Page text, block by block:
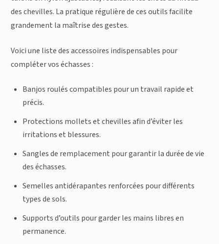
des chevilles. La pratique régulière de ces outils facilite
grandement la maîtrise des gestes.
Voici une liste des accessoires indispensables pour
compléter vos échasses :
Banjos roulés compatibles pour un travail rapide et
précis.
Protections mollets et chevilles afin d’éviter les
irritations et blessures.
Sangles de remplacement pour garantir la durée de vie
des échasses.
Semelles antidérapantes renforcées pour différents
types de sols.
Supports d’outils pour garder les mains libres en
permanence.